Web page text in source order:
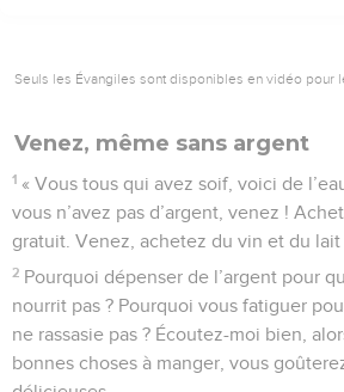
Seuls les Évangiles sont disponibles en vidéo pour
Venez, même sans argent
1 « Vous tous qui avez soif, voici de
vous n’avez pas d’argent, venez !
gratuit. Venez, achetez du vin et du lait
2 Pourquoi dépenser de l’argent pour
nourrit pas ? Pourquoi vous fatiguer
ne rassasie pas ? Écoutez-moi bien,
bonnes choses à manger, vous